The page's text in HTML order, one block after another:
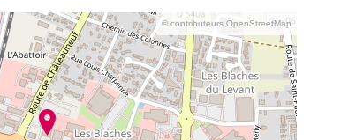
© contributeurs OpenStreetMap